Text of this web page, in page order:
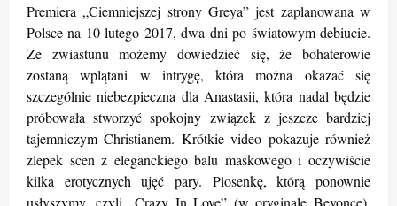
Premiera „Ciemniejszej strony Greya” jest zaplanowana w
Polsce na 10 lutego 2017, dwa dni po światowym debiucie.
Ze zwiastunu możemy dowiedzieć się, że bohaterowie
zostaną wplątani w intrygę, która można okazać się
szczególnie niebezpieczna dla Anastasii, która nadal będzie
próbowała stworzyć spokojny związek z jeszcze bardziej
tajemniczym Christianem. Krótkie video pokazuje również
zlepek scen z eleganckiego balu maskowego i oczywiście
kilka erotycznych ujęć pary. Piosenkę, którą ponownie
usłyszymy, czyli „Crazy In Love” (w oryginale Beyonce),